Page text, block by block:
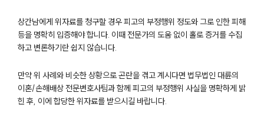
부소개
상간남에게 위자료를 청구할 경우 피고의 부정행위 정도와 그로 인한 피해
등을 명확히 입증해야 합니다. 이때 전문가의 도움 없이 홀로 증거를 수집
하고 변론하기란 쉽지 않습니다.
만약 위 사례와 비슷한 상황으로 곤란을 겪고 계시다면 법무법인 대륜의
이혼/손해배상 전문변호사팀과 함께 피고의 부정행위 사실을 명확하게 밝
힌 후, 이에 합당한 위자료를 받으시길 바랍니다.